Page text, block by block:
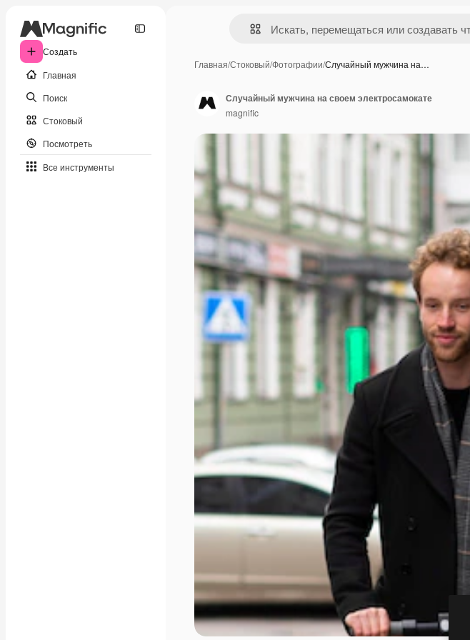
Создать
Главная
Поиск
Стоковый
Посмотреть
Все инструменты
Главная/Стоковый/Фотографии/Случайный мужчина на…
Случайный мужчина на своем электросамокате
magnific